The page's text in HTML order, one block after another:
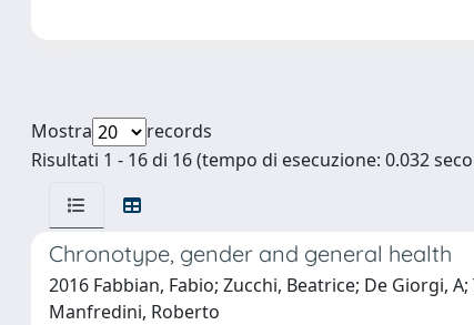
Mostra
records
Risultati 1 - 16 di 16 (tempo di esecuzione: 0.032
Chronotype, gender and general health
2016 Fabbian, Fabio; Zucchi, Beatrice; De Giorgi,
Manfredini, Roberto